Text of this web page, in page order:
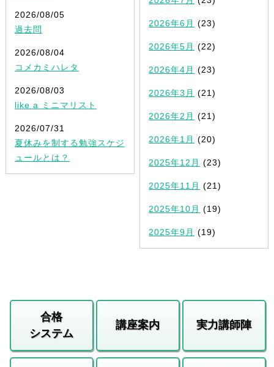
2026/08/05
過去問
2026/08/04
コメカミハレタ
2026/08/03
like a ミニマリスト
2026/07/31
夏休みを制する勉強スケジ
ュールとは？
2026年6月 (23)
2026年5月 (22)
2026年4月 (23)
2026年3月 (21)
2026年2月 (21)
2026年1月 (20)
2025年12月 (23)
2025年11月 (21)
2025年10月 (19)
2025年9月 (19)
合格
システム
講座案内 実力講師陣